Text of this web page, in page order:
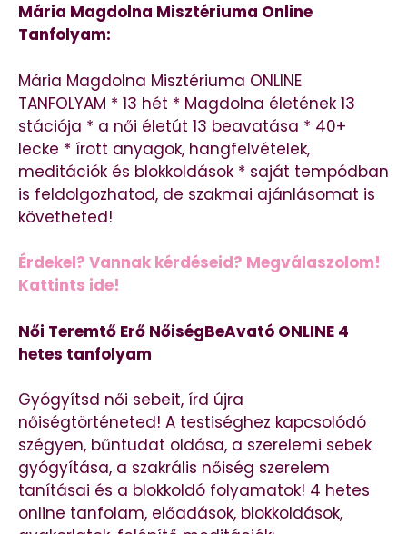
Mária Magdolna Misztériuma Online
Tanfolyam:
Mária Magdolna Misztériuma ONLINE
TANFOLYAM * 13 hét * Magdolna életének 13
stációja * a női életút 13 beavatása * 40+
lecke * írott anyagok, hangfelvételek,
meditációk és blokkoldások * saját tempódban
is feldolgozhatod, de szakmai ajánlásomat is
követheted!
Érdekel? Vannak kérdéseid? Megválaszolom!
Kattints ide!
Női Teremtő Erő NőiségBeAvató ONLINE 4
hetes tanfolyam
Gyógyítsd női sebeit, írd újra
nőiségtörténeted! A testiséghez kapcsolódó
szégyen, bűntudat oldása, a szerelemi sebek
gyógyítása, a szakrális nőiség szerelem
tanításai és a blokkoldó folyamatok! 4 hetes
online tanfolam, előadások, blokkoldások,